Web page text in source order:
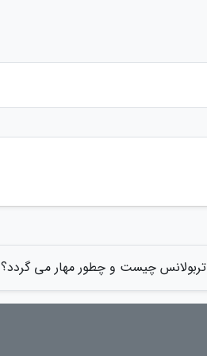
تربولانس چیست و چطور مهار می گردد؟